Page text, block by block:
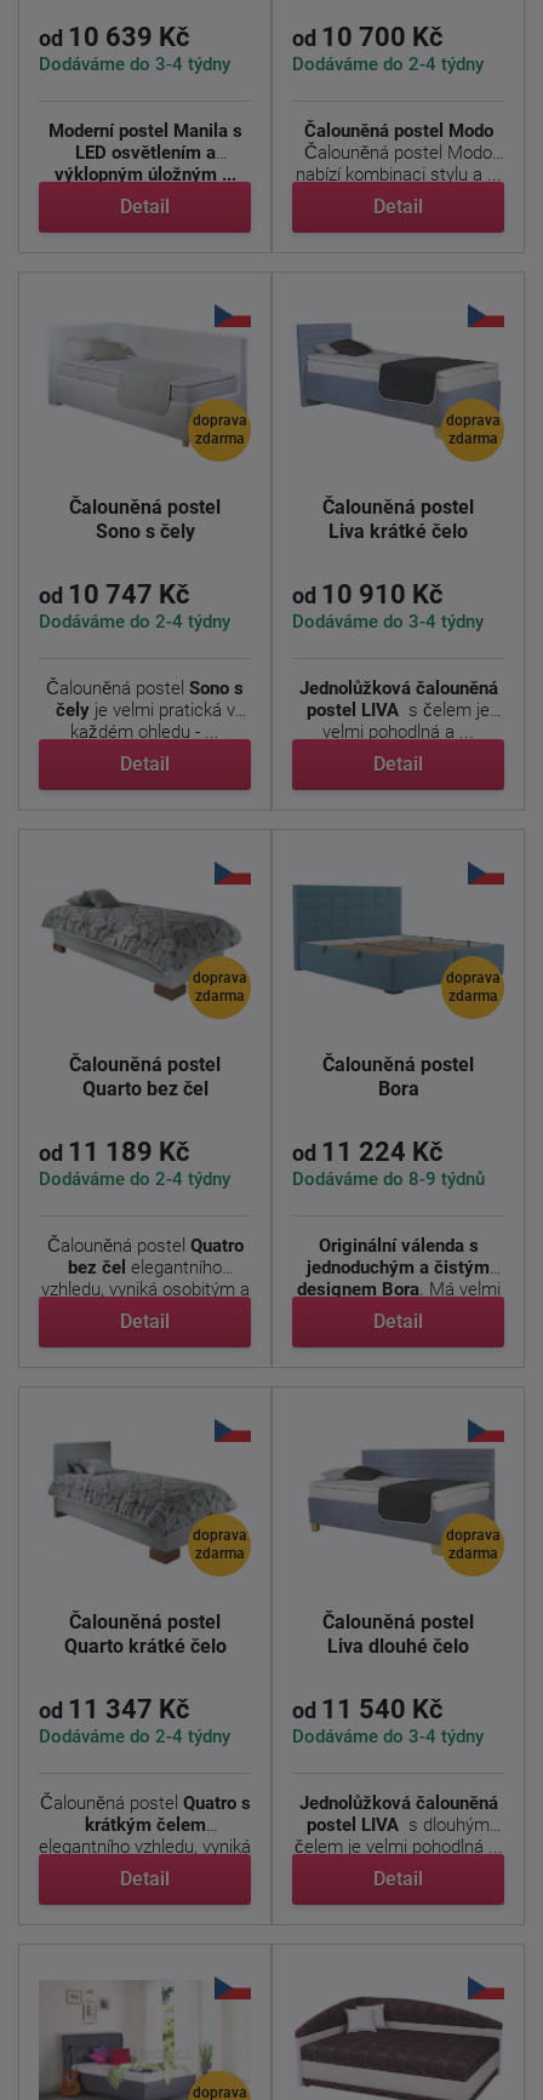
od 10 639 Kč
Dodáváme do 3-4 týdny
Moderní postel Manila s
LED osvětlením a
výklopným úložným ...
Detail
od 10 700 Kč
Dodáváme do 2-4 týdny
Čalouněná postel Modo
Čalouněná postel Modo
nabízí kombinaci stylu a ...
Detail
doprava
zdarma
Čalouněná postel
Sono s čely
od 10 747 Kč
Dodáváme do 2-4 týdny
Čalouněná postel Sono s
čelyje velmi pratická v
každém ohledu - ...
Detail
doprava
zdarma
Čalouněná postel
Liva krátké čelo
od 10 910 Kč
Dodáváme do 3-4 týdny
Jednolůžková čalouněná
postel LIVA s čelem je
velmi pohodlná a ...
Detail
doprava
zdarma
Čalouněná postel
Quarto bez čel
od 11 189 Kč
Dodáváme do 2-4 týdny
Čalouněná postel Quatro
bez čel elegantního
vzhledu, vyniká osobitým a
...
Detail
doprava
zdarma
Čalouněná postel
Bora
od 11 224 Kč
Dodáváme do 8-9 týdnů
Originální válenda s
jednoduchým a čistým
designem Bora. Má velmi
...
Detail
doprava
zdarma
Čalouněná postel
Quarto krátké čelo
od 11 347 Kč
Dodáváme do 2-4 týdny
Čalouněná postel Quatro s
krátkým čelem
elegantního vzhledu, vyniká
...
Detail
doprava
zdarma
Čalouněná postel
Liva dlouhé čelo
od 11 540 Kč
Dodáváme do 3-4 týdny
Jednolůžková čalouněná
postel LIVA s dlouhým
čelem je velmi pohodlná ...
Detail
doprava